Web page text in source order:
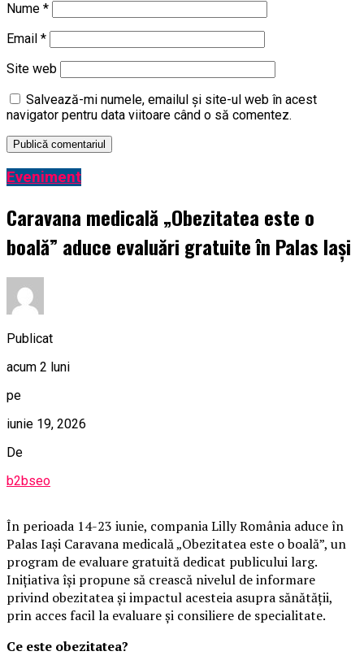
Nume *
Email *
Site web
Salvează-mi numele, emailul și site-ul web în acest
navigator pentru data viitoare când o să comentez.
Eveniment
Caravana medicală „Obezitatea este o
boală” aduce evaluări gratuite în Palas Iași
Publicat
acum 2 luni
pe
iunie 19, 2026
De
b2bseo
În perioada 14-23 iunie, compania Lilly România aduce în
Palas Iași Caravana medicală „Obezitatea este o boală”, un
program de evaluare gratuită dedicat publicului larg.
Inițiativa își propune să crească nivelul de informare
privind obezitatea și impactul acesteia asupra sănătății,
prin acces facil la evaluare și consiliere de specialitate.
Ce este obezitatea?